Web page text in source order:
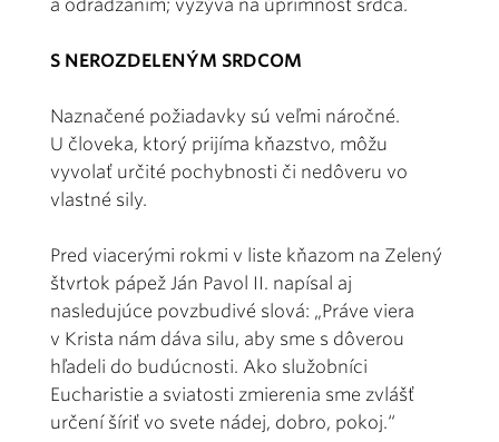
a odrádzaním; vyzýva na úprimnosť srdca.
S NEROZDELENÝM SRDCOM
Naznačené požiadavky sú veľmi náročné.
U človeka, ktorý prijíma kňazstvo, môžu
vyvolať určité pochybnosti či nedôveru vo
vlastné sily.
Pred viacerými rokmi v liste kňazom na Zelený
štvrtok pápež Ján Pavol II. napísal aj
nasledujúce povzbudivé slová: „Práve viera
v Krista nám dáva silu, aby sme s dôverou
hľadeli do budúcnosti. Ako služobníci
Eucharistie a sviatosti zmierenia sme zvlášť
určení šíriť vo svete nádej, dobro, pokoj.“